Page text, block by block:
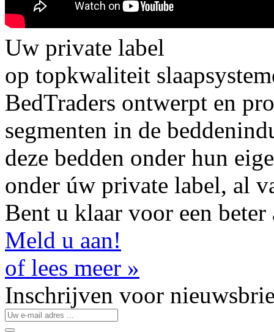
Uw private label
op topkwaliteit
BedTraders ontwerpt en
segmenten in de
deze bedden onder hun
onder úw private label, al
Bent u klaar voor een beter
Meld u aan!
of lees meer »
Inschrijven voor